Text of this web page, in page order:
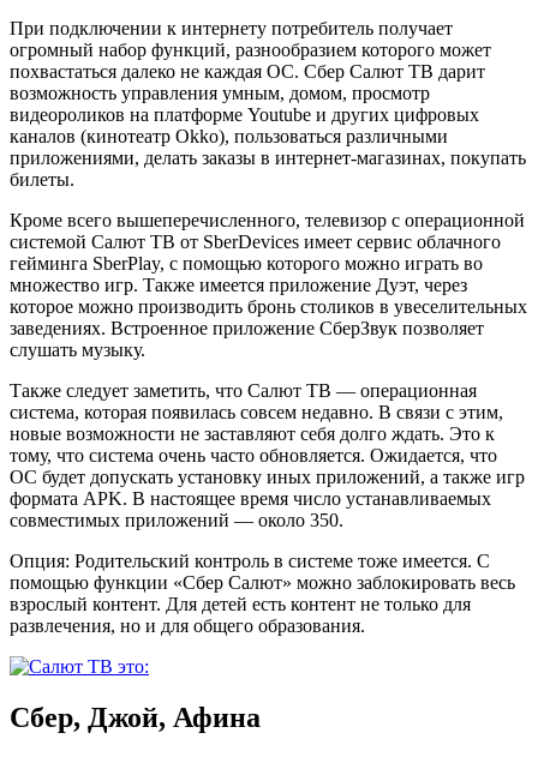
При подключении к интернету потребитель получает
огромный набор функций, разнообразием которого может
похвастаться далеко не каждая ОС. Сбер Салют ТВ дарит
возможность управления умным, домом, просмотр
видеороликов на платформе Youtube и других цифровых
каналов (кинотеатр Okko), пользоваться различными
приложениями, делать заказы в интернет-магазинах, покупать
билеты.
Кроме всего вышеперечисленного, телевизор с операционной
системой Салют ТВ от SberDevices имеет сервис облачного
гейминга SberPlay, с помощью которого можно играть во
множество игр. Также имеется приложение Дуэт, через
которое можно производить бронь столиков в увеселительных
заведениях. Встроенное приложение СберЗвук позволяет
слушать музыку.
Также следует заметить, что Салют ТВ — операционная
система, которая появилась совсем недавно. В связи с этим,
новые возможности не заставляют себя долго ждать. Это к
тому, что система очень часто обновляется. Ожидается, что
ОС будет допускать установку иных приложений, а также игр
формата APK. В настоящее время число устанавливаемых
совместимых приложений — около 350.
Опция: Родительский контроль в системе тоже имеется. С
помощью функции «Сбер Салют» можно заблокировать весь
взрослый контент. Для детей есть контент не только для
развлечения, но и для общего образования.
Сбер, Джой, Афина